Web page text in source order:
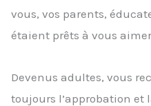
vous, vos parents,
étaient prêts à vous
Devenus adultes, vous
toujours l’approbation et